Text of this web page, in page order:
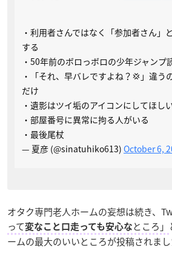
・利用者さんではなく「参加者さん」
する
・50年前のボロっボロの少年ジャンプ
・「それ、早バレですよね？💢」違う
だけ
・遺影はツイ垢のアイコンにしてほし
・部屋番号に異常に拘る人がいる
・最後尾杖
— 夏彦 (@sinatuhiko613) October 6,
オタク専門老人ホームの妄想は続き、
って変なこと口走っても安心な ところ」
ームの最大のいいところが投稿されまし